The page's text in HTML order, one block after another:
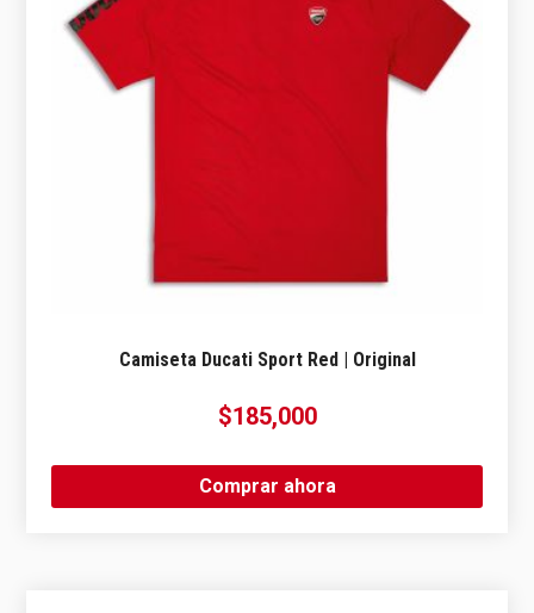
Camiseta Ducati Sport Red | Original
$185,000
Comprar ahora